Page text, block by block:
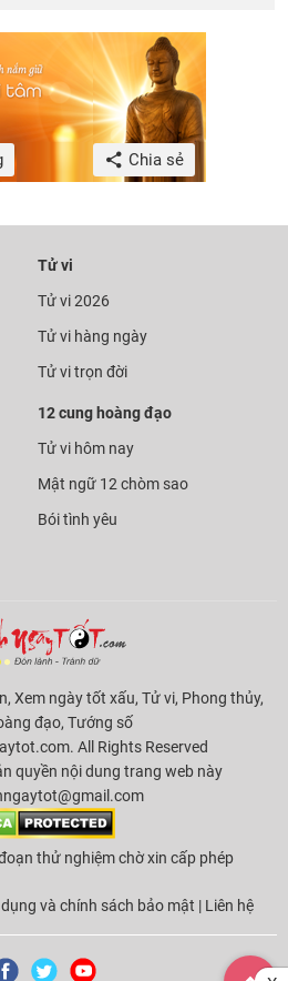
Chia sẻ
Tử vi
Tử vi 2026
Tử vi hàng ngày
Tử vi trọn đời
12 cung hoàng đạo
Tử vi hôm nay
Mật ngữ 12 chòm sao
Bói tình yêu
Xem ngày tốt xấu, Tử vi, Phong thủy,
đạo, Tướng số
All Rights Reserved
quyền nội dung trang web này
thử nghiệm chờ xin cấp phép
và chính sách bảo mật | Liên hệ